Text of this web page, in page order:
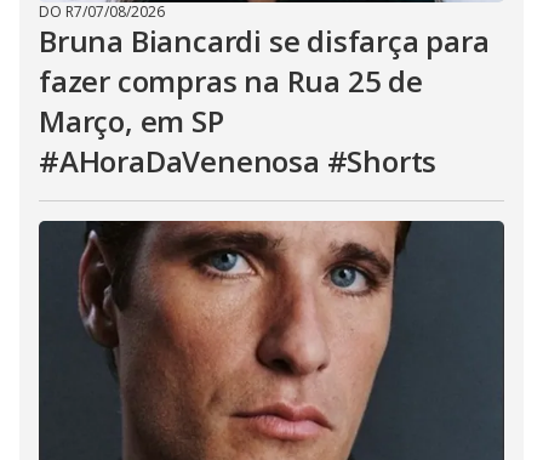
DO R7/07/08/2026
Bruna Biancardi se disfarça para
fazer compras na Rua 25 de
Março, em SP
#AHoraDaVenenosa #Shorts